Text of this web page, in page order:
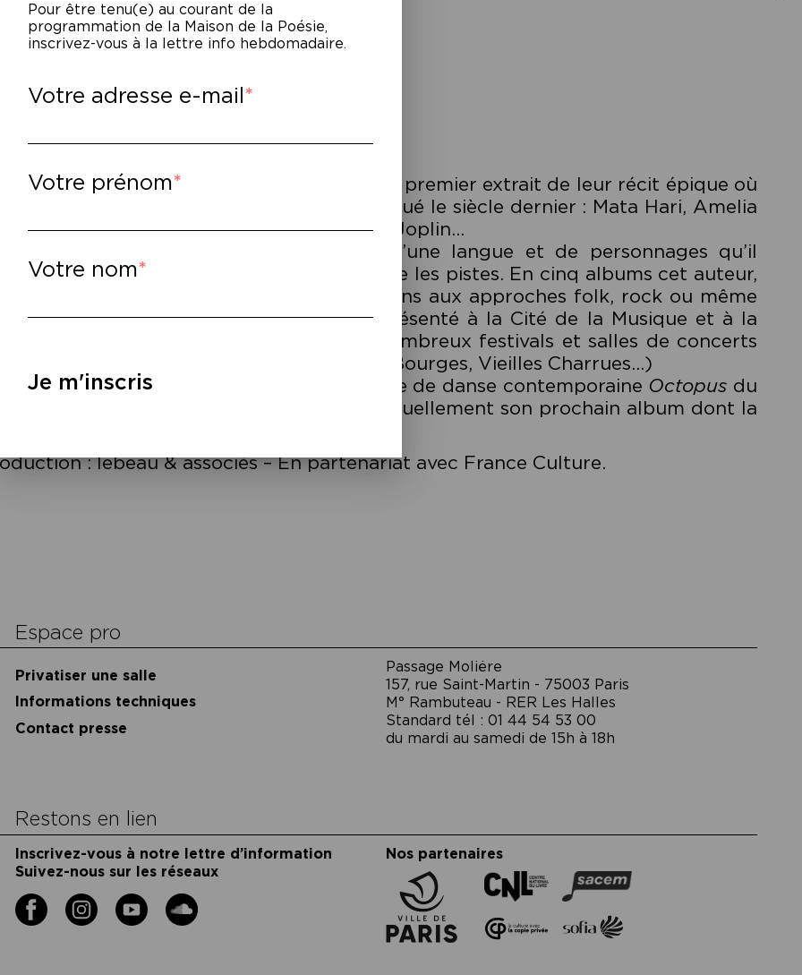
et Anne-James Chaton présentent un premier extrait de leur récit épique où
croisent les figures féminines qui ont marqué le siècle dernier : Mata Hari, Amelia
Claude Cahun, Marylin Monroe, Janis Joplin…
d’un monde imaginaire unique, d’une langue et de personnages qu’il
d’une voix envoûtante, Nosfell brouille les pistes. En cinq albums cet auteur,
et interprète a écrit des chansons aux approches folk, rock ou même
pour son opéraLe Lac aux Véliesprésenté à la Cité de la Musique et à la
Pleyel. Nosfell s’est produit dans de nombreux festivals et salles de concerts
dix ans (Rock en Seine, Printemps de Bourges, Vieilles Charrues…)
aussi co-composé la musique du spectacle de danse contemporaine Octopus du
Philippe Decouflé. Il prépare actuellement son prochain album dont la
: lebeau & associés – En partenariat avec France Culture.
Espace pro
Privatiser une salle
Informations techniques
Contact presse
Passage Moliėre
157, rue Saint-Martin - 75003 Paris
M° Rambuteau - RER Les Halles
Standard tél : 01 44 54 53 00
du mardi au samedi de 15h à 18h
Restons en lien
Inscrivez-vous à notre lettre d’information
Suivez-nous sur les réseaux
Nos partenaires
Pour être tenu(e) au courant de la
programmation de la Maison de la Poésie,
inscrivez-vous à la lettre info hebdomadaire.
Votre adresse e-mail
Votre prénom
Votre nom
Je m'inscris